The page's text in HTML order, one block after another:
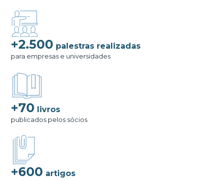
+2.500 palestras realizadas
para empresas e universidades
+70 livros
publicados pelos sócios
+600 artigos